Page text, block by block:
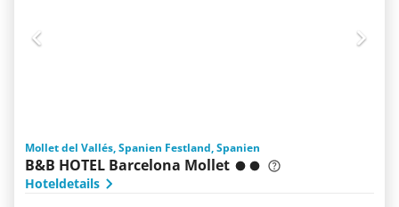
Mollet del Vallés, Spanien Festland, Spanien
B&B HOTEL Barcelona Mollet
Hoteldetails